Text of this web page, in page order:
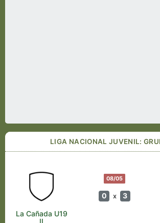
LIGA NACIONAL JUVENIL:
08/05
0 x 3
La Cañada U19
II